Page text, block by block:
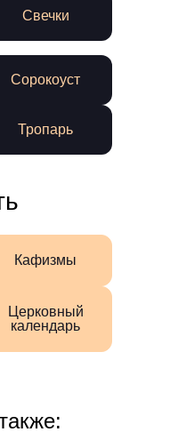
Свечки
Сорокоуст
Тропарь
Кафизмы
Церковный
календарь